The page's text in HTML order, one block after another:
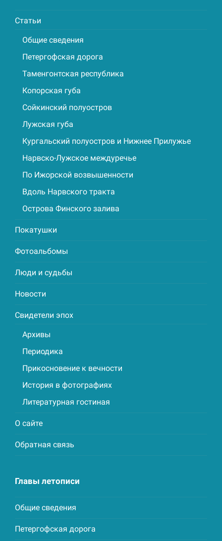
Статьи
Общие сведения
Петергофская дорога
Таменгонтская республика
Копорская губа
Сойкинский полуостров
Лужская губа
Кургальский полуостров и Нижнее Прилужье
Нарвско-Лужское междуречье
По Ижорской возвышенности
Вдоль Нарвского тракта
Острова Финского залива
Покатушки
Фотоальбомы
Люди и судьбы
Новости
Свидетели эпох
Архивы
Периодика
Прикосновение к вечности
История в фотографиях
Литературная гостиная
О сайте
Обратная связь
Главы летописи
Общие сведения
Петергофская дорога